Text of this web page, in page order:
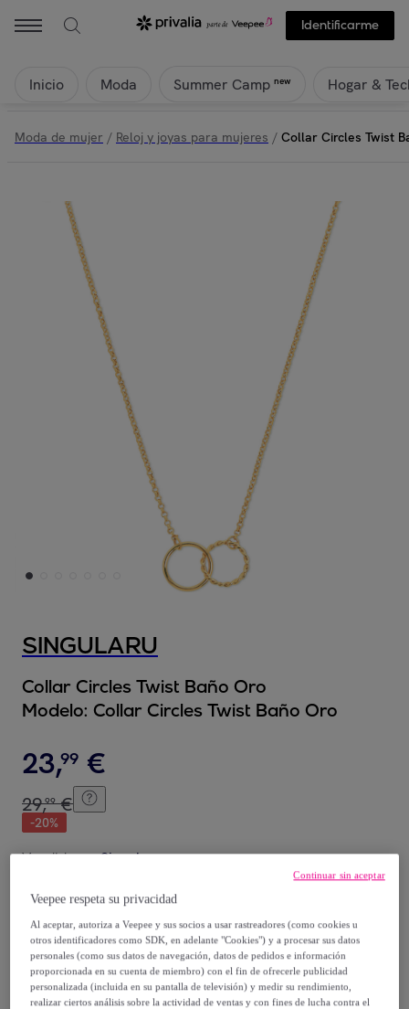
Identificarme
Inicio Moda Summer Camp new Hogar &
Moda de mujer / Reloj y joyas para mujeres / Collar Circles Twist
SINGULARU
Collar Circles Twist Baño Oro
Modelo: Collar Circles Twist Baño Oro
23,99 €
29,99 €
-20%
Vendido porSingularu
Entrega
Entrega desde2,99 €
Veepee respeta su privacidad
Al aceptar, autoriza a Veepee y sus socios a usar rastreadores (como cookies u
otros identificadores como SDK, en adelante "Cookies") y a procesar sus datos
personales (como sus datos de navegación, datos de pedidos e información
proporcionada en su cuenta de miembro) con el fin de ofrecerle publicidad
personalizada (incluida en su pantalla de televisión) y medir su rendimiento,
realizar ciertos análisis sobre la actividad de ventas y con fines de lucha contra el
Continuar sin aceptar